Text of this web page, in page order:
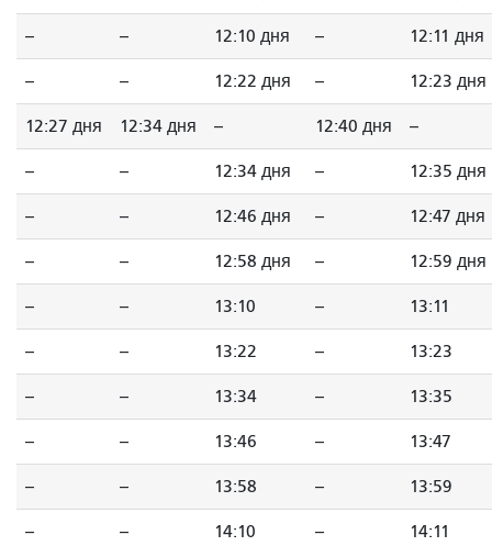
-- -- 12:10 дня -- 12:11 дня
-- -- 12:22 дня -- 12:23 дня
12:27 дня 12:34 дня -- 12:40 дня --
-- -- 12:34 дня -- 12:35 дня
-- -- 12:46 дня -- 12:47 дня
-- -- 12:58 дня -- 12:59 дня
-- -- 13:10 -- 13:11
-- -- 13:22 -- 13:23
-- -- 13:34 -- 13:35
-- -- 13:46 -- 13:47
-- -- 13:58 -- 13:59
-- -- 14:10 -- 14:11